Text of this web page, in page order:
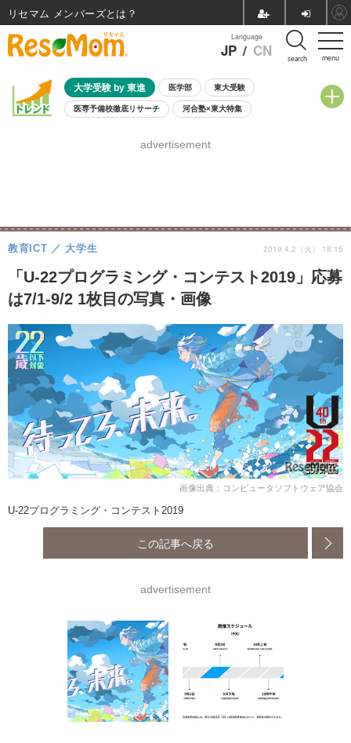
menu
Language
JP / CN search
大学受験 by 東進 医学部 東大受験
医専予備校徹底リサーチ 河合塾×東大特集
8月開催学校説明会・相談会
advertisement
「U-22プログラミング・コンテスト2019」応募
は7/1-9/2 1枚目の写真・画像
教育ICT 大学生 2019.4.2（火） 18:15
画像出典：コンピュータソフトウェア協会
U-22プログラミング・コンテスト2019
この記事へ戻る
advertisement
リセマム メンバーズ